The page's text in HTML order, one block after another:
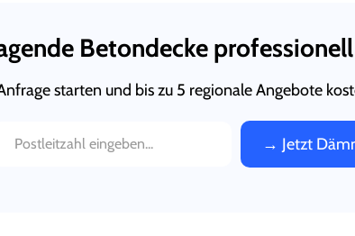
Betondecke
starten und bis zu 5 regionale Angebote
→ Jetzt